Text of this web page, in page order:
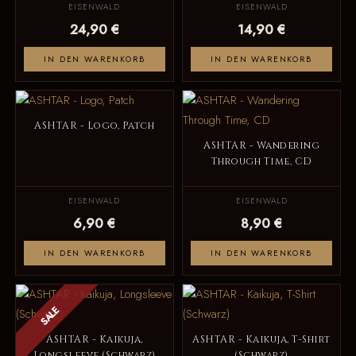
EISENWALD
24,90 €
IN DEN WARENKORB
EISENWALD
14,90 €
IN DEN WARENKORB
ASHTAR - Logo, Patch
EISENWALD
6,90 €
IN DEN WARENKORB
ASHTAR - Wandering
Through Time, CD
EISENWALD
8,90 €
IN DEN WARENKORB
SALE
ASHTAR - Kaikuja,
ASHTAR - Kaikuja, T-Shirt